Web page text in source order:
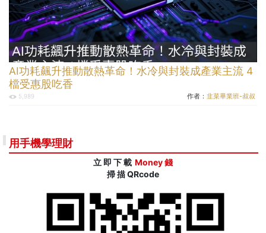
AI功耗飆升推動散熱革命！水冷與封裝成產業主流 4
檔受惠股吃香
5,989 作者： 韭菜畢業班-叔叔
用手機學理財
立 即 下 載 Money 錢
掃 描 QRcode